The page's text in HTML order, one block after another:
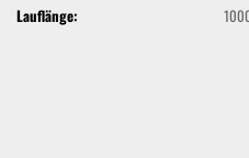
Lauflänge: